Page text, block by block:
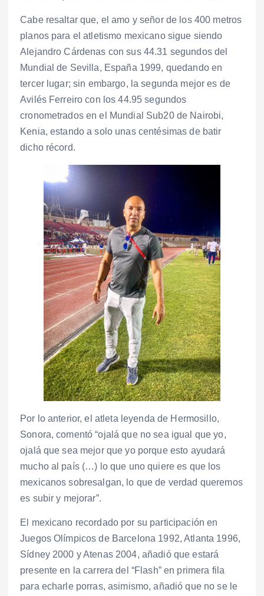
Cabe resaltar que, el amo y señor de los 400 metros
planos para el atletismo mexicano sigue siendo
Alejandro Cárdenas con sus 44.31 segundos del
Mundial de Sevilla, España 1999, quedando en
tercer lugar; sin embargo, la segunda mejor es de
Avilés Ferreiro con los 44.95 segundos
cronometrados en el Mundial Sub20 de Nairobi,
Kenia, estando a solo unas centésimas de batir
dicho récord.
Por lo anterior, el atleta leyenda de Hermosillo,
Sonora, comentó “ojalá que no sea igual que yo,
ojalá que sea mejor que yo porque esto ayudará
mucho al país (…) lo que uno quiere es que los
mexicanos sobresalgan, lo que de verdad queremos
es subir y mejorar”.
El mexicano recordado por su participación en
Juegos Olímpicos de Barcelona 1992, Atlanta 1996,
Sídney 2000 y Atenas 2004, añadió que estará
presente en la carrera del “Flash” en primera fila
para echarle porras, asimismo, añadió que no se le